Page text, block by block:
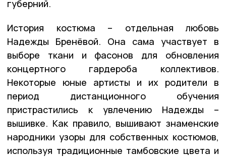
губерний.
История костюма – отдельная любовь
Надежды Бренёвой. Она сама участвует в
выборе ткани и фасонов для обновления
концертного гардероба коллективов.
Некоторые юные артисты и их родители в
период дистанционного обучения
пристрастились к увлечению Надежды –
вышивке. Как правило, вышивают знаменские
народники узоры для собственных костюмов,
используя традиционные тамбовские цвета и